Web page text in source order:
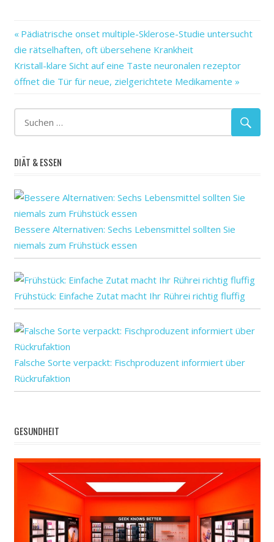
der
die
Frauen
gute
Kann
mit
nach
nachdem
Nachrichten
nicht
Schwangerschaft
Beitragsnavigation
Vorheriger
Beitrag:
Pädiatrische onset multiple-Sklerose-Studie untersucht
die rätselhaften, oft übersehene Krankheit
Nächster
Beitrag:
Kristall-klare Sicht auf eine Taste neuronalen rezeptor
öffnet die Tür für neue, zielgerichtete Medikamente
DIÄT & ESSEN
Bessere Alternativen: Sechs Lebensmittel sollten Sie
niemals zum Frühstück essen
Frühstück: Einfache Zutat macht Ihr Rührei richtig fluffig
Falsche Sorte verpackt: Fischproduzent informiert über
Rückrufaktion
GESUNDHEIT